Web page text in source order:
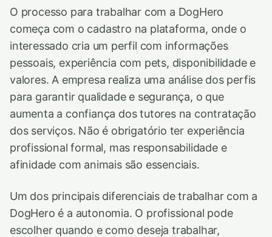
O processo para trabalhar com a DogHero
começa com o cadastro na plataforma, onde o
interessado cria um perfil com informações
pessoais, experiência com pets, disponibilidade e
valores. A empresa realiza uma análise dos perfis
para garantir qualidade e segurança, o que
aumenta a confiança dos tutores na contratação
dos serviços. Não é obrigatório ter experiência
profissional formal, mas responsabilidade e
afinidade com animais são essenciais.
Um dos principais diferenciais de trabalhar com a
DogHero é a autonomia. O profissional pode
escolher quando e como deseja trabalhar,